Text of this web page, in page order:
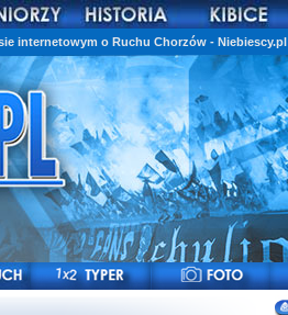
internetowym o Ruchu Chorzów - Niebiescy.pl